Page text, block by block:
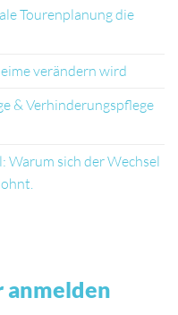
Tourenplanung die
verändern wird
& Verhinderungspflege
Warum sich der Wechsel
anmelden